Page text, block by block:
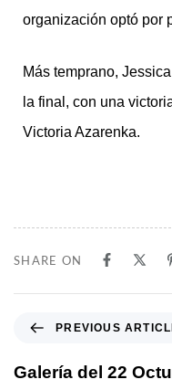
organización optó por
Más temprano,
la final, con una
Victoria Azarenka.
SHARE ON
PREVIOUS
Galería del 22